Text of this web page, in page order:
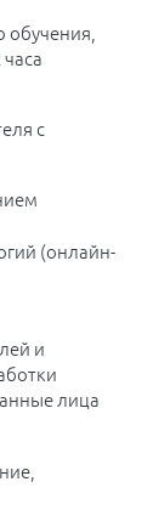
обучения,
с
(онлайн-
и
лица